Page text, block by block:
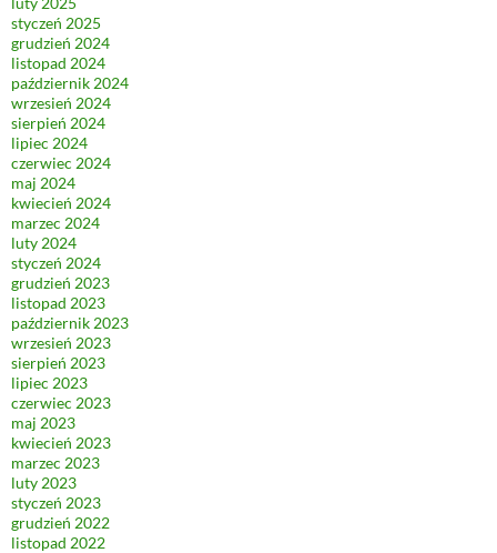
styczeń 2025
grudzień 2024
listopad 2024
październik 2024
wrzesień 2024
sierpień 2024
lipiec 2024
czerwiec 2024
maj 2024
kwiecień 2024
marzec 2024
luty 2024
styczeń 2024
grudzień 2023
listopad 2023
październik 2023
wrzesień 2023
sierpień 2023
lipiec 2023
czerwiec 2023
maj 2023
kwiecień 2023
marzec 2023
luty 2023
styczeń 2023
grudzień 2022
listopad 2022